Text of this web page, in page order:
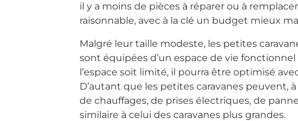
il y a moins de pièces à réparer ou à
raisonnable, avec à la clé un budget mieux
Malgré leur taille modeste, les petites
sont équipées d’un espace de vie
l’espace soit limité, il pourra être optimisé
D’autant que les petites caravanes peuvent,
de chauffages, de prises électriques, de
similaire à celui des caravanes plus grandes.